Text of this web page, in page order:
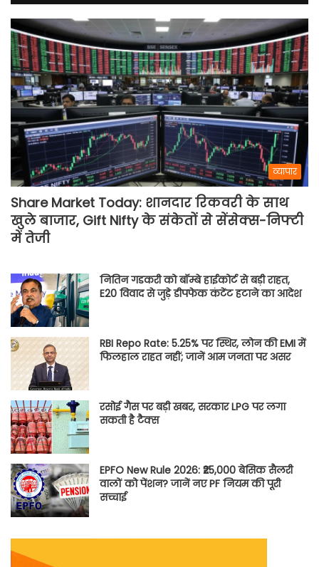
व्यापार
Share Market Today: शानदार रिकवरी के साथ
खुले बाजार, Gift Nifty के संकेतों से सेंसेक्स-निफ्टी
में तेजी
नितिन गडकरी को बॉम्बे हाईकोर्ट से बड़ी राहत,
E20 विवाद से जुड़े डीपफेक कंटेंट हटाने का आदेश
RBI Repo Rate: 5.25% पर स्थिर, लोन की EMI में
फिलहाल राहत नहीं; जानें आम जनता पर असर
रसोई गैस पर बड़ी खबर, सरकार LPG पर लगा
सकती है टैक्स
EPFO New Rule 2026: ₹25,000 बेसिक सैलरी
वालों को पेंशन? जानें नए PF नियम की पूरी
सच्चाई